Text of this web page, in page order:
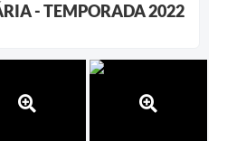
- TEMPORADA 2022